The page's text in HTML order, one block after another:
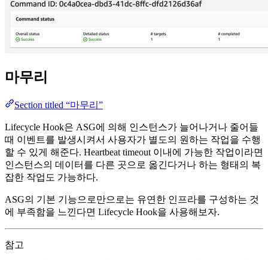
마무리
Section titled “마무리”
Lifecycle Hook은 ASG에 의해 인스턴스가 늘어나거나 줄어들
때 이벤트를 발생시켜서 사용자가 별도의 원하는 작업을 수행
할 수 있게 해준다. Heartbeat timeout 이내에 가능한 작업이라면
인스턴스의 데이터를 다른 곳으로 옮긴다거나 하는 형태의 복
잡한 작업도 가능하다.
ASG의 기본 기능으로만으로는 유연한 인프라를 구성하는 것
에 부족함을 느낀다면 Lifecycle Hook을 사용해보자.
참고